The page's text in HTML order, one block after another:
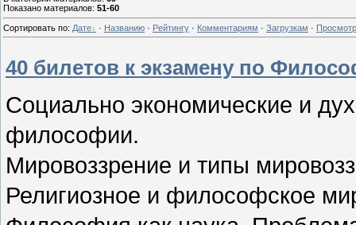
Показано материалов: 51-60
Сортировать по: Дате · Названию · Рейтингу · Комментариям · Загрузкам ·
40 билетов к экзамену по
Социально экономические и
философии.
Мировоззрение и типы
Религиозное и философское